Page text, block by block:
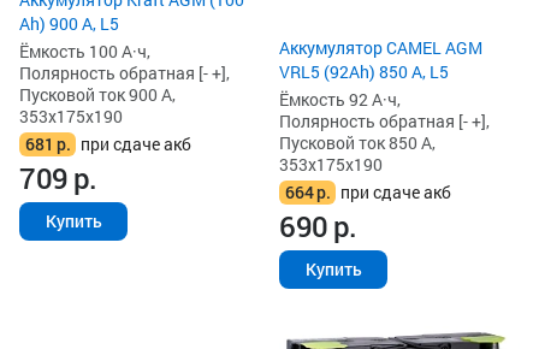
Ah) 900 А, L5
Ёмкость 100 А·ч,
Полярность обратная [- +],
Пусковой ток 900 А,
353x175x190
681 р. при сдаче акб
709р.
Купить
Аккумулятор CAMEL AGM
VRL5 (92Ah) 850 А, L5
Ёмкость 92 А·ч,
Полярность обратная [- +],
Пусковой ток 850 А,
353x175x190
664р. при сдаче акб
690р.
Купить